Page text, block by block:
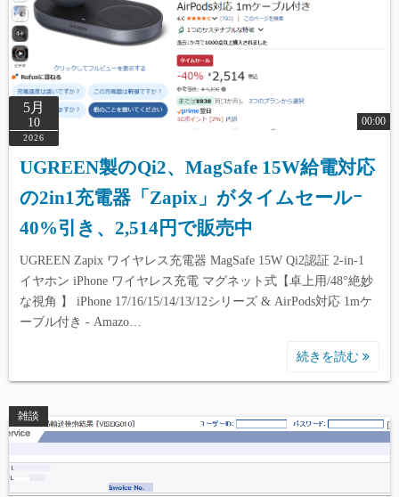
5月
10
2026
00:00
UGREEN製のQi2、MagSafe 15W給電対応
の2in1充電器「Zapix」がタイムセールｰ
40%引き、2,514円で販売中
UGREEN Zapix ワイヤレス充電器 MagSafe 15W Qi2認証 2-in-1
イヤホン iPhone ワイヤレス充電 マグネット式【卓上用/48°絶妙
な視角 】 iPhone 17/16/15/14/13/12シリーズ & AirPods対応 1mケ
ーブル付き - Amazo…
続きを読む
雑談